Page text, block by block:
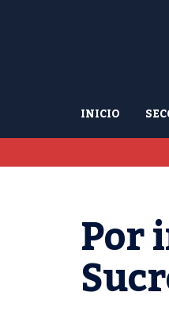
INICIO
Por